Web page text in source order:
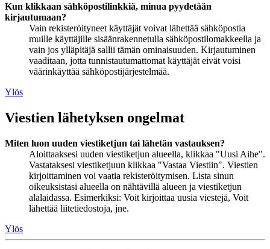
Kun klikkaan sähköpostilinkkiä, minua pyydetään
kirjautumaan?
Vain rekisteröityneet käyttäjät voivat lähettää sähköpostia
muille käyttäjille sisäänrakennetulla sähköpostilomakkeella ja
vain jos ylläpitäjä sallii tämän ominaisuuden. Kirjautuminen
vaaditaan, jotta tunnistautumattomat käyttäjät eivät voisi
väärinkäyttää sähköpostijärjestelmää.
Ylös
Viestien lähetyksen ongelmat
Miten luon uuden viestiketjun tai lähetän vastauksen?
Aloittaaksesi uuden viestiketjun alueella, klikkaa "Uusi Aihe".
Vastataksesi viestiketjuun klikkaa "Vastaa Viestiin". Viestien
kirjoittaminen voi vaatia rekisteröitymisen. Lista sinun
oikeuksistasi alueella on nähtävillä alueen ja viestiketjun
alalaidassa. Esimerkiksi: Voit kirjoittaa uusia viestejä, Voit
lähettää liitetiedostoja, jne.
Ylös